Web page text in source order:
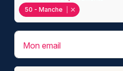
50 - Manche
Mon email